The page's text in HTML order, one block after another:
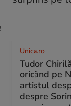
Unica.ro
Tudor
oricând pe
artistul
despre